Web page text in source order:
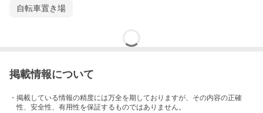
自転車置き場
掲載情報について
・掲載している情報の精度には万全を期しておりますが、その内容の正確
性、安全性、有用性を保証するものではありません。